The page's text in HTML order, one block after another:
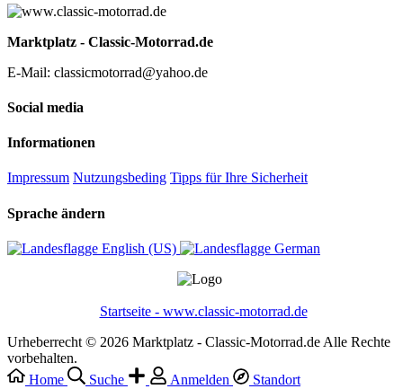
Marktplatz - Classic-Motorrad.de
E-Mail: classicmotorrad@yahoo.de
Social media
Informationen
Impressum Nutzungsbeding Tipps für Ihre Sicherheit
Sprache ändern
English (US)‎ German‎
Startseite - www.classic-motorrad.de
Urheberrecht © 2026 Marktplatz - Classic-Motorrad.de Alle Rechte
vorbehalten.
Home
Suche Anmelden Standort